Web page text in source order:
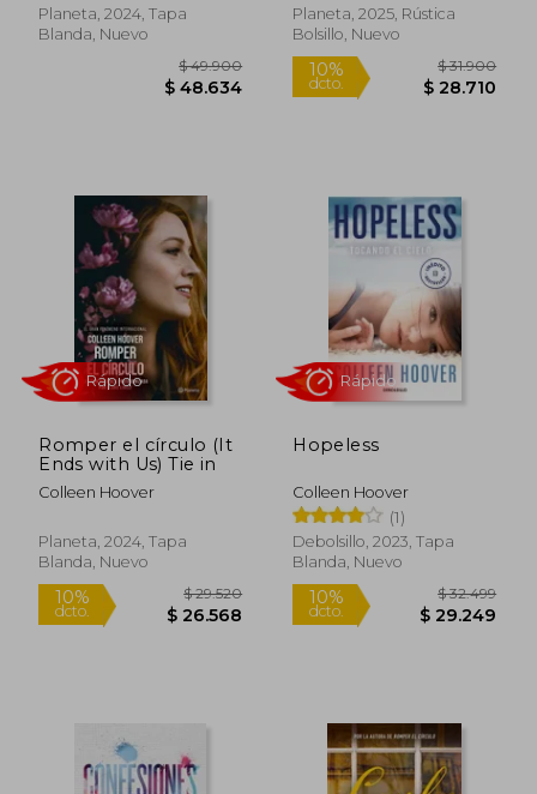
Planeta, 2024, Tapa
Blanda, Nuevo
$ 49.900
Planeta, 2025, Rústica
Bolsillo, Nuevo
10%
Romper el círculo (It
Ends with Us) Tie in
Colleen Hoover
Planeta, 2024, Tapa
Blanda, Nuevo
Rápido
Hopeless
Colleen Hoover
(1)
Debolsillo, 2023, Tapa
Blanda, Nuevo
Rápido